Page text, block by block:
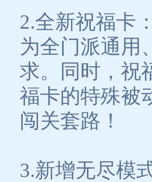
2.全新祝福卡
为全门派通用
求。同时，祝
福卡的特殊被
闯关套路！
3.新增无尽模